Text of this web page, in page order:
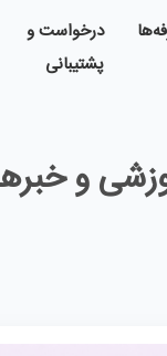
درخواست و
پشتیبانی
و